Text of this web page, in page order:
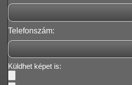
Telefonszám:
Küldhet képet is: